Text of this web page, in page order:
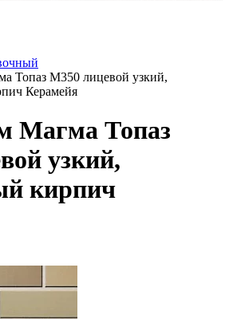
Топаз М350 лицевой узкий,
Керамейя
Магма Топаз
узкий,
кирпич